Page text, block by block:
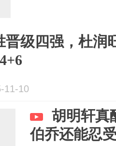
晋级四强，杜润
11-10
胡明轩真
伯乔还能忍